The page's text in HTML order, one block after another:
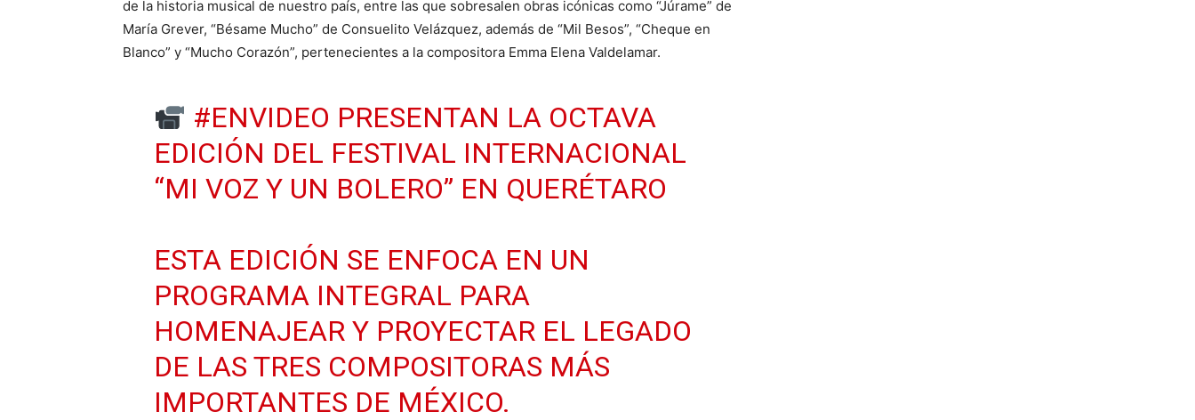
de la historia musical de nuestro país, entre las que sobresalen obras icónicas como “Júrame” de
María Grever, “Bésame Mucho” de Consuelito Velázquez, además de “Mil Besos”, “Cheque en
Blanco” y “Mucho Corazón”, pertenecientes a la compositora Emma Elena Valdelamar.
#ENVIDEO PRESENTAN LA OCTAVA
EDICIÓN DEL FESTIVAL INTERNACIONAL
“MI VOZ Y UN BOLERO” EN QUERÉTARO
ESTA EDICIÓN SE ENFOCA EN UN
PROGRAMA INTEGRAL PARA
HOMENAJEAR Y PROYECTAR EL LEGADO
DE LAS TRES COMPOSITORAS MÁS
IMPORTANTES DE MÉXICO.